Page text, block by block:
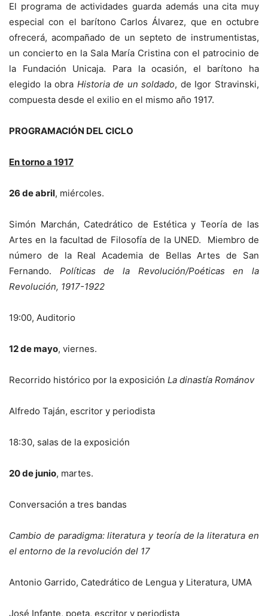
El programa de actividades guarda además una cita muy
especial con el barítono Carlos Álvarez, que en octubre
ofrecerá, acompañado de un septeto de instrumentistas,
un concierto en la Sala María Cristina con el patrocinio de
la Fundación Unicaja. Para la ocasión, el barítono ha
elegido la obra Historia de un soldado, de Igor Stravinski,
compuesta desde el exilio en el mismo año 1917.
PROGRAMACIÓN DEL CICLO
En torno a 1917
26 de abril, miércoles.
Simón Marchán, Catedrático de Estética y Teoría de las
Artes en la facultad de Filosofía de la UNED. Miembro de
número de la Real Academia de Bellas Artes de San
Fernando. Políticas de la Revolución/Poéticas en la
Revolución, 1917-1922
19:00, Auditorio
12 de mayo, viernes.
Recorrido histórico por la exposición La dinastía Románov
Alfredo Taján, escritor y periodista
18:30, salas de la exposición
20 de junio, martes.
Conversación a tres bandas
Cambio de paradigma: literatura y teoría de la literatura en
el entorno de la revolución del 17
Antonio Garrido, Catedrático de Lengua y Literatura, UMA
José Infante, poeta, escritor y periodista